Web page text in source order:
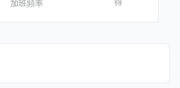
加班頻率